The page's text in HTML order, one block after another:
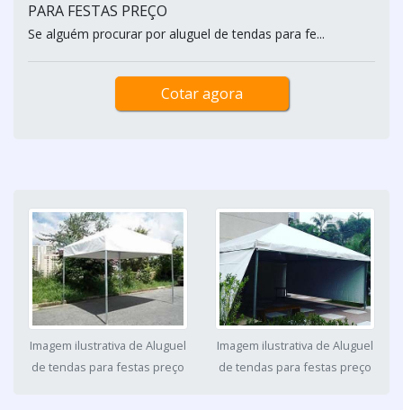
PARA FESTAS PREÇO
Se alguém procurar por aluguel de tendas para fe...
Cotar agora
Imagem ilustrativa de Aluguel
de tendas para festas preço
Imagem ilustrativa de Aluguel
de tendas para festas preço